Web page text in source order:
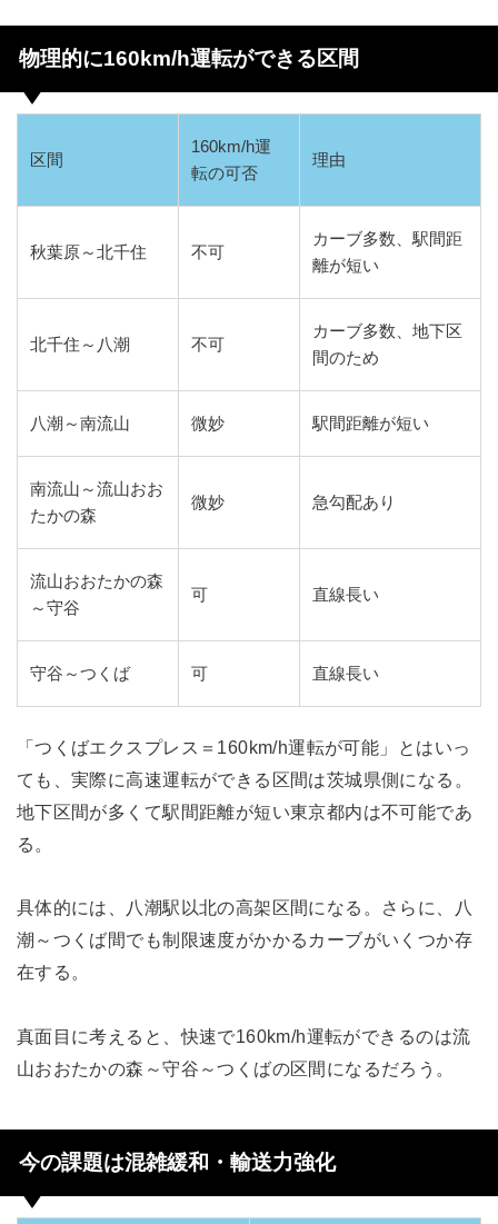
物理的に160km/h運転ができる区間
区間
160km/h運
転の可否
理由
秋葉原～北千住 不可
カーブ多数、駅間距
離が短い
北千住～八潮 不可
カーブ多数、地下区
間のため
八潮～南流山 微妙 駅間距離が短い
南流山～流山おお
たかの森
微妙 急勾配あり
流山おおたかの森
～守谷
可 直線長い
守谷～つくば 可 直線長い
「つくばエクスプレス＝160km/h運転が可能」とはいっ
ても、実際に高速運転ができる区間は茨城県側になる。
地下区間が多くて駅間距離が短い東京都内は不可能であ
る。
具体的には、八潮駅以北の高架区間になる。さらに、八
潮～つくば間でも制限速度がかかるカーブがいくつか存
在する。
真面目に考えると、快速で160km/h運転ができるのは流
山おおたかの森～守谷～つくばの区間になるだろう。
今の課題は混雑緩和・輸送力強化